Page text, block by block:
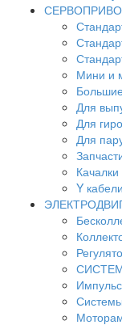
Мини и
Большие
Для
Для
Для
Y